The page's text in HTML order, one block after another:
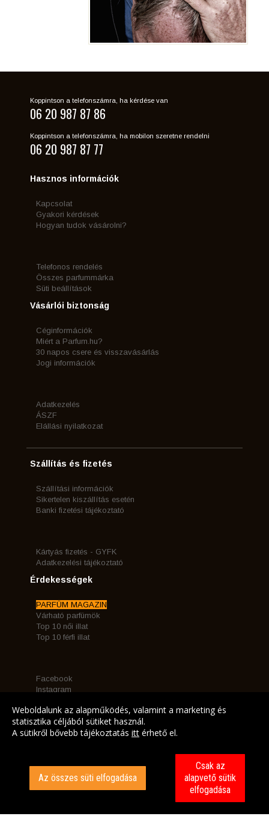
Koppintson a telefonszámra, ha kérdése van
06 20 987 87 86
Koppintson a telefonszámra, ha mobilon szeretne rendelni
06 20 987 87 77
Hasznos információk
Kapcsolat
Gyakori kérdések
Hogyan tudok vásárolni?
Telefonos rendelés
Összes parfummárka
Süti beállítások
Vásárlói biztonság
Céginformációk
Miért a Parfum.hu?
30 napos csere és visszavásárlás
Jogi információk
Adatkezelés
ÁSZF
Elállási nyilatkozat
Szállítás és fizetés
Szállítási információk
Sikertelen kiszállítás esetén
Banki fizetési tájékoztató
Kártyás fizetés - GYFK
Adatkezelési tájékoztató
Érdekességek
PARFÜM MAGAZIN
Várható parfümök
Top 10 női illat
Top 10 férfi illat
Facebook
Instagram
Illatcsaládok
Weboldalunk az alapműködés, valamint a marketing és
statisztika céljából sütiket használ.
A sütikről bővebb tájékoztatás itt érhető el.
Az összes süti elfogadása
Csak az
alapvető sütik
elfogadása